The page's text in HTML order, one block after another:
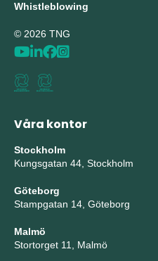
Whistleblowing
© 2026 TNG
Våra kontor
Stockholm
Kungsgatan 44, Stockholm
Göteborg
Stampgatan 14, Göteborg
Malmö
Stortorget 11, Malmö